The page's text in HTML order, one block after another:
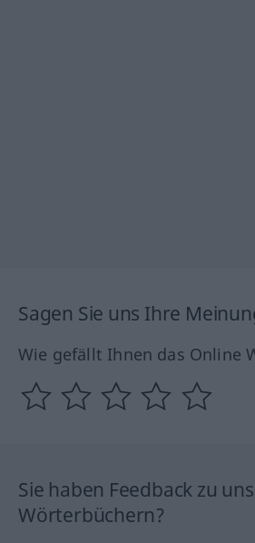
Sagen Sie uns Ihre
Wie gefällt Ihnen das Online
Sie haben Feedback zu
Wörterbüchern?